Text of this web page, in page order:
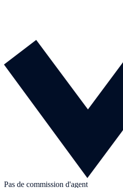
Pas de commission d'agent